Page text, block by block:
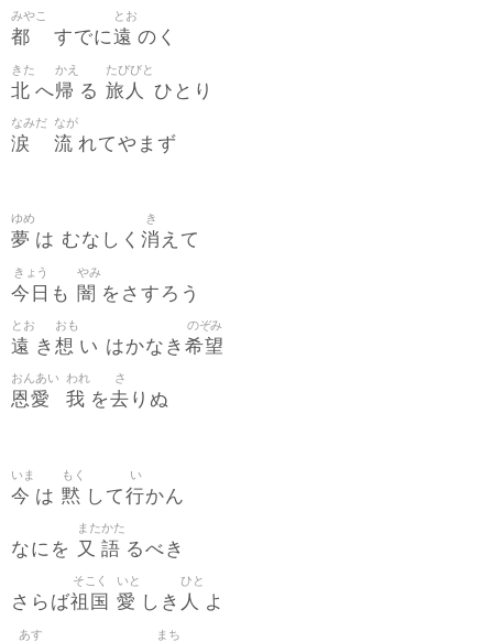
都
みやこ
すでに遠
とお
のく
北
きた
へ帰
かえ
る 旅人
たびびと
ひとり
涙
なみだ
流
なが
れてやまず
夢
ゆめ
は むなしく 消
き
えて
今日
きょう
も 闇
やみ
をさすろう
遠
とお
き 想
おも
い はかなき 希望
のぞみ
恩愛
おんあい
我
われ
を去
さ
りぬ
今
いま
は 黙
もく
して行
い
かん
なにを 又
また
語
かた
るべき
さらば祖国
そこく
愛
いと
しき 人
ひと
よ
あす まち